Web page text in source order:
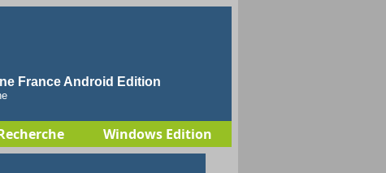
France Android Edition
Windows Edition